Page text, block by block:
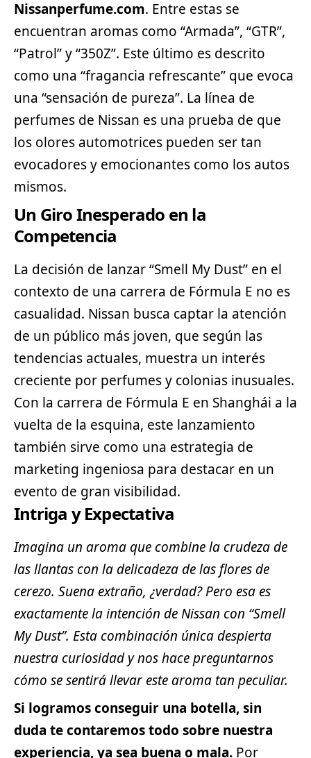
Nissanperfume.com. Entre estas se
encuentran aromas como “Armada”, “GTR”,
“Patrol” y “350Z”. Este último es descrito
como una “fragancia refrescante” que evoca
una “sensación de pureza”. La línea de
perfumes de Nissan es una prueba de que
los olores automotrices pueden ser tan
evocadores y emocionantes como los autos
mismos.
Un Giro Inesperado en la
Competencia
La decisión de lanzar “Smell My Dust” en el
contexto de una carrera de Fórmula E no es
casualidad. Nissan busca captar la atención
de un público más joven, que según las
tendencias actuales, muestra un interés
creciente por perfumes y colonias inusuales.
Con la carrera de Fórmula E en Shanghái a la
vuelta de la esquina, este lanzamiento
también sirve como una estrategia de
marketing ingeniosa para destacar en un
evento de gran visibilidad.
Intriga y Expectativa
Imagina un aroma que combine la crudeza de
las llantas con la delicadeza de las flores de
cerezo. Suena extraño, ¿verdad? Pero esa es
exactamente la intención de Nissan con “Smell
My Dust”. Esta combinación única despierta
nuestra curiosidad y nos hace preguntarnos
cómo se sentirá llevar este aroma tan peculiar.
Si logramos conseguir una botella, sin
duda te contaremos todo sobre nuestra
experiencia, ya sea buena o mala. Por